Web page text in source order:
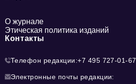
О журнале
Этическая политика изданий
Контакты
Телефон редакции:+7 495 727-01-67
Электронные почты редакции: